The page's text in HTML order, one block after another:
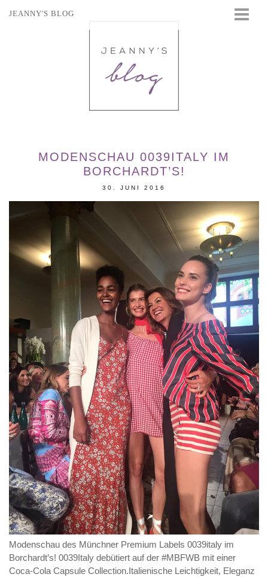
JEANNY'S BLOG
MODENSCHAU 0039ITALY IM
BORCHARDT’S!
30. JUNI 2016
Modenschau des Münchner Premium Labels 0039italy im
Borchardt’s! 0039Italy debütiert auf der ‪#‎MBFWB‬ mit einer
Coca-Cola Capsule Collection.Italienische Leichtigkeit, Eleganz